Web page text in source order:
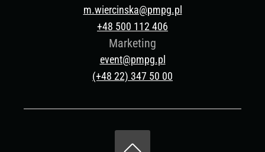
m.wiercinska@pmpg.pl
+48 500 112 406
Marketing
event@pmpg.pl
(+48 22) 347 50 00